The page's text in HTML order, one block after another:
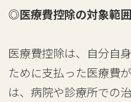
◎医療費控除の対象範囲
医療費控除は、自分自
ために支払った医療費
は、病院や診療所での